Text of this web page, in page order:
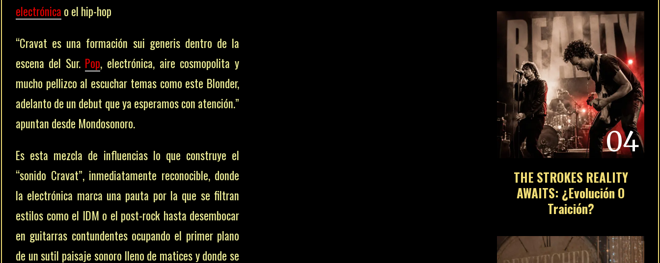
electrónica o el hip-hop
“Cravat es una formación sui generis dentro de la
escena del Sur. Pop, electrónica, aire cosmopolita y
mucho pellizco al escuchar temas como este Blonder,
adelanto de un debut que ya esperamos con atención.”
apuntan desde Mondosonoro.
Es esta mezcla de influencias lo que construye el
“sonido Cravat”, inmediatamente reconocible, donde
la electrónica marca una pauta por la que se filtran
estilos como el IDM o el post-rock hasta desembocar
en guitarras contundentes ocupando el primer plano
de un sutil paisaje sonoro lleno de matices y donde se
04
THE STROKES REALITY
AWAITS: ¿Evolución O
Traición?